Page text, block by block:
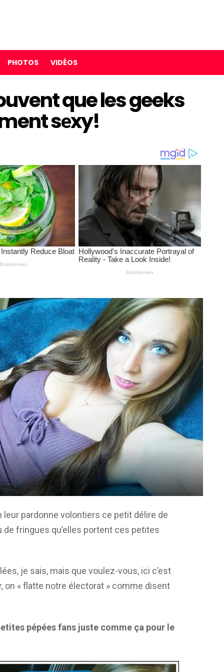
PHOTOS VIDÉOS
que les geeks
sеxy!
leur pardonne volontiers ce petit délire de
de fringues qu’elles portent ces petites
je sais, mais que voulez-vous, ici c’est
on « flatte notre électorat » comme disent
pépées fans juste comme ça pour le